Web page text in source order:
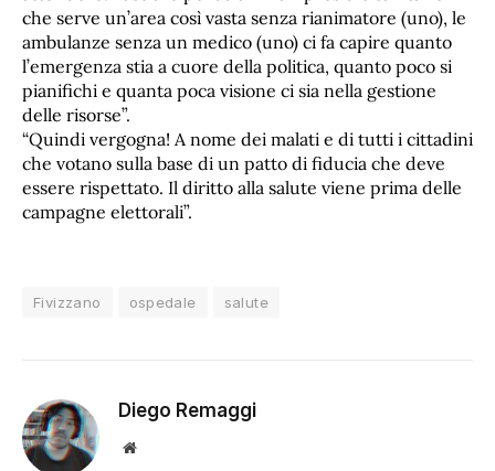
che serve un’area così vasta senza rianimatore (uno), le
ambulanze senza un medico (uno) ci fa capire quanto
l’emergenza stia a cuore della politica, quanto poco si
pianifichi e quanta poca visione ci sia nella gestione
delle risorse”.
“Quindi vergogna! A nome dei malati e di tutti i cittadini
che votano sulla base di un patto di fiducia che deve
essere rispettato. Il diritto alla salute viene prima delle
campagne elettorali”.
Fivizzano ospedale salute
Diego Remaggi
Sito